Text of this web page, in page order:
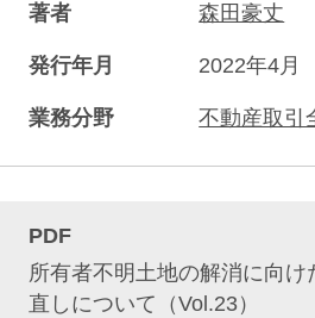
著者 森田豪丈
発行年月 2022年4月
業務分野 不動産取引
PDF
所有者不明土地の解消に向け
直しについて（Vol.23）